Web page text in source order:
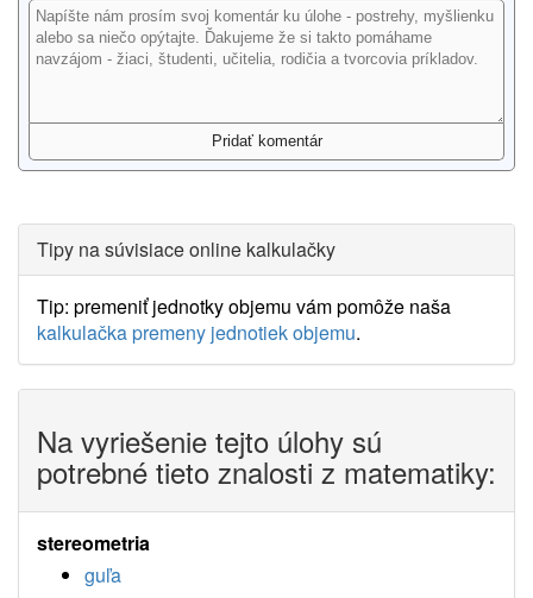
Tipy na súvisiace online kalkulačky
Tip: premeniť jednotky objemu vám pomôže naša
kalkulačka premeny jednotiek objemu.
Na vyriešenie tejto úlohy sú
potrebné tieto znalosti z matematiky:
stereometria
guľa